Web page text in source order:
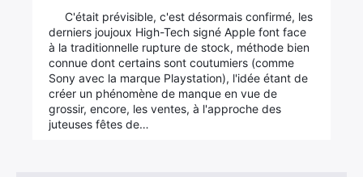
C'était prévisible, c'est désormais confirmé, les
derniers joujoux High-Tech signé Apple font face
à la traditionnelle rupture de stock, méthode bien
connue dont certains sont coutumiers (comme
Sony avec la marque Playstation), l'idée étant de
créer un phénomène de manque en vue de
grossir, encore, les ventes, à l'approche des
juteuses fêtes de…